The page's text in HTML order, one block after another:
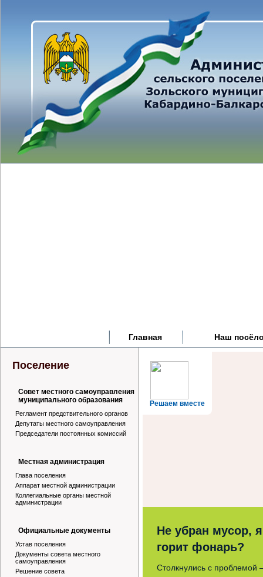
Главная Наш
Поселение
Совет местного самоуправления
муниципального образования
Регламент предствительного органов
Депутаты местного самоуправления
Председатели постоянных комиссий
Местная администрация
Глава поселения
Аппарат местной администрации
Коллегиальные органы местной
администрации
Официальные документы
Устав поселения
Документы совета местного
самоуправления
Решение совета
Решаем вместе
Не убран мусор,
горит фонарь?
Столкнулись с